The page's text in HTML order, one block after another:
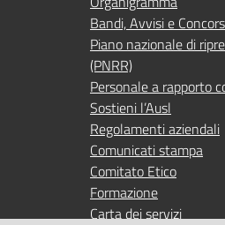
Bandi, Avvisi e
Piano nazionale di
(PNRR)
Personale a rapporto
Sostieni l’Ausl
Regolamenti aziendali
Comunicati stampa
Comitato Etico
Formazione
Carta dei servizi